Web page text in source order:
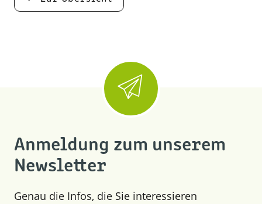
Anmeldung zum unserem
Newsletter
Genau die Infos, die Sie interessieren